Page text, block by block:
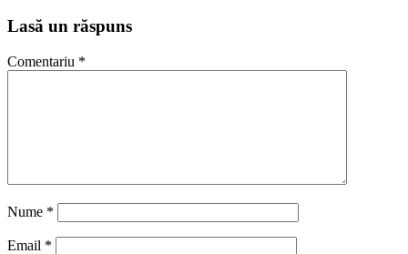
Lasă un răspuns
Comentariu *
Nume *
Email *